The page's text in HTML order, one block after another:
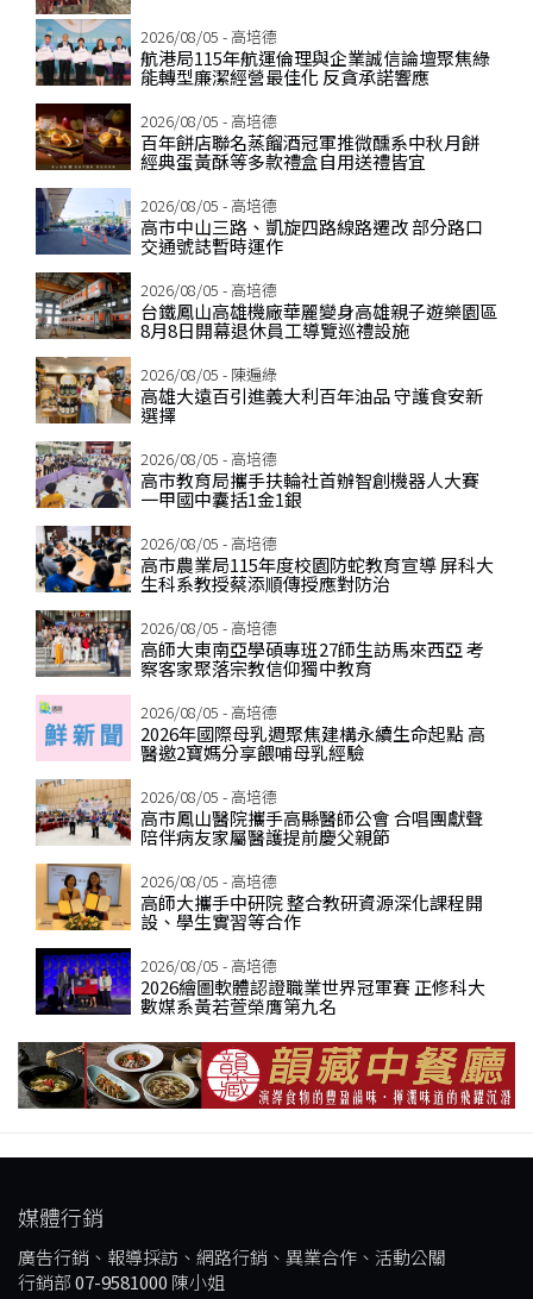
2026/08/05 - 高培德
航港局115年航運倫理與企業誠信論壇聚焦綠
能轉型廉潔經營最佳化 反貪承諾響應
2026/08/05 - 高培德
百年餅店聯名蒸餾酒冠軍推微醺系中秋月餅
經典蛋黃酥等多款禮盒自用送禮皆宜
2026/08/05 - 高培德
高市中山三路、凱旋四路線路遷改 部分路口
交通號誌暫時運作
2026/08/05 - 高培德
台鐵鳳山高雄機廠華麗變身高雄親子遊樂園區
8月8日開幕退休員工導覽巡禮設施
2026/08/05 - 陳遍綠
高雄大遠百引進義大利百年油品 守護食安新
選擇
2026/08/05 - 高培德
高市教育局攜手扶輪社首辦智創機器人大賽
一甲國中囊括1金1銀
2026/08/05 - 高培德
高市農業局115年度校園防蛇教育宣導 屏科大
生科系教授蔡添順傳授應對防治
2026/08/05 - 高培德
高師大東南亞學碩專班27師生訪馬來西亞 考
察客家聚落宗教信仰獨中教育
2026/08/05 - 高培德
2026年國際母乳週聚焦建構永續生命起點 高
醫邀2寶媽分享餵哺母乳經驗
2026/08/05 - 高培德
高市鳳山醫院攜手高縣醫師公會 合唱團獻聲
陪伴病友家屬醫護提前慶父親節
2026/08/05 - 高培德
高師大攜手中研院 整合教研資源深化課程開
設、學生實習等合作
2026/08/05 - 高培德
2026繪圖軟體認證職業世界冠軍賽 正修科大
數媒系黃若萱榮膺第九名
媒體行銷
廣告行銷、報導採訪、網路行銷、異業合作、活動公關
行銷部07-9581000 陳小姐